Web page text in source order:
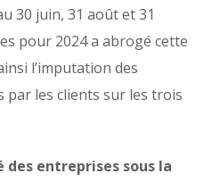
30 juin, 31 août et 31
pour 2024 a abrogé cette
l’imputation des
par les clients sur les trois
des entreprises sous la